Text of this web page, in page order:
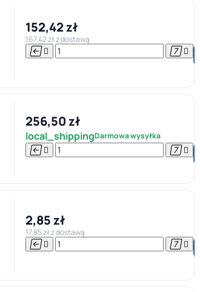
152,42 zł
167,42 zł z dostawą
   
256,50 zł
local_shippingDarmowa wysyłka
   
2,85 zł
17,85 zł z dostawą
   